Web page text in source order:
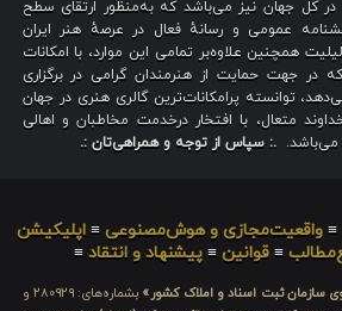
در کل جهان نیز می‌باشد که به‌منظور ارتقای سطح
عمومی و رسانهٔ فعال در عرصهٔ هنر ایران
همچنین علاوه‌بر تمامی این موارد، با امکانات
در جهت حمایت از هنرمندان گرامی در برگزاری
توانسته پرامکانات‌ترین گالری هنری در جهان
متعال، با افتخار درخدمت مخاطبان و اهالی
می‌باشد. .: سپاس از توجه و همراهی‌تان :.
≡ واقعیت‌مجازی و هوش‌مصنوعی ≡ اپلیکیشن
≡قوانین ≡پیشنهاد و انتقاد ≡
سازمان ثبت اسناد و املاک کشور»
بشماره‌های: ۲۸۰۹۲۹ و